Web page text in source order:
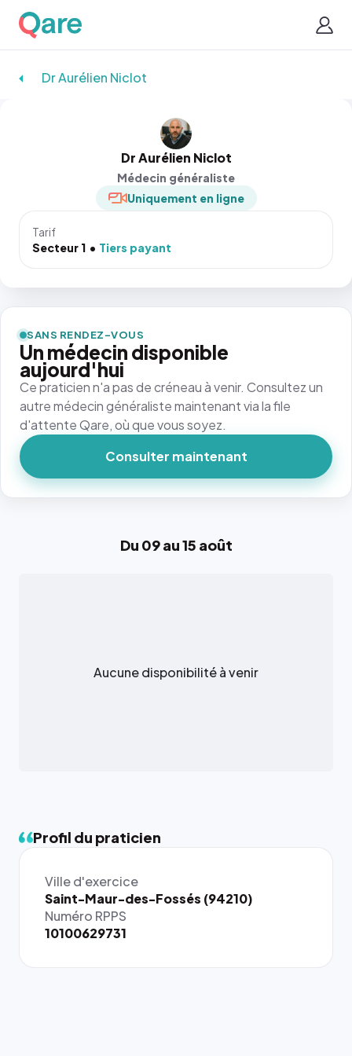
Dr Aurélien Niclot
Dr Aurélien Niclot
Médecin généraliste
Uniquement en ligne
Tarif
Secteur 1
Tiers payant
Du 09 au 15 août
Aucune disponibilité à venir
Profil du praticien
Ville d'exercice
Saint-Maur-des-Fossés (94210)
Numéro RPPS
10100629731
SANS RENDEZ-VOUS
Un médecin disponible
aujourd'hui
Ce praticien n'a pas de créneau à venir. Consultez un
autre médecin généraliste maintenant via la file
d'attente Qare, où que vous soyez.
Consulter maintenant
{# 40×40
: la taille
rendue par
`.profile-